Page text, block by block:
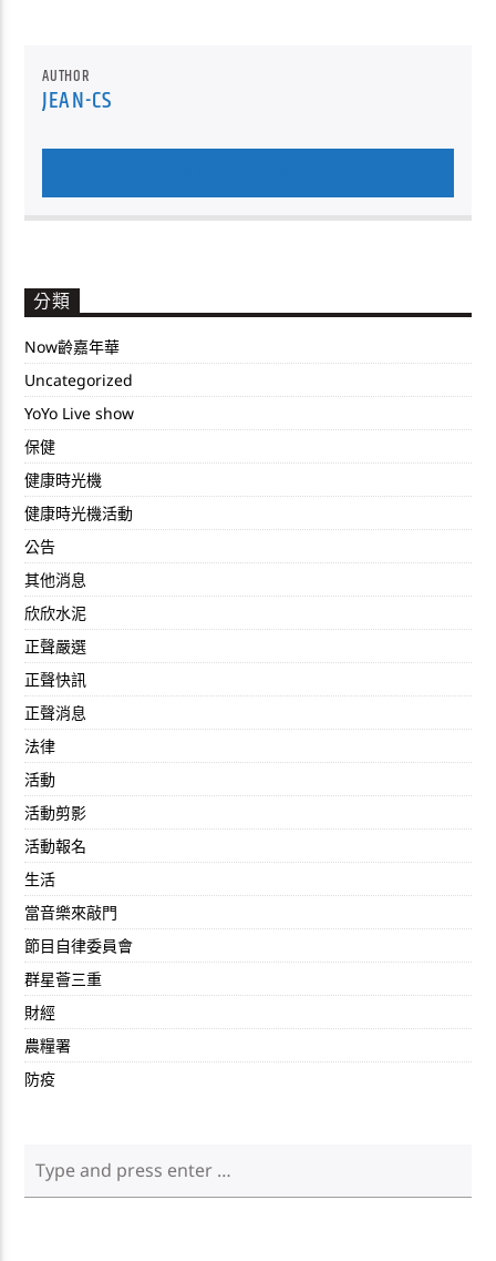
AUTHOR
JEAN-CS
分類
Now齡嘉年華
Uncategorized
YoYo Live show
保健
健康時光機
健康時光機活動
公告
其他消息
欣欣水泥
正聲嚴選
正聲快訊
正聲消息
法律
活動
活動剪影
活動報名
生活
當音樂來敲門
節目自律委員會
群星薈三重
財經
農糧署
防疫